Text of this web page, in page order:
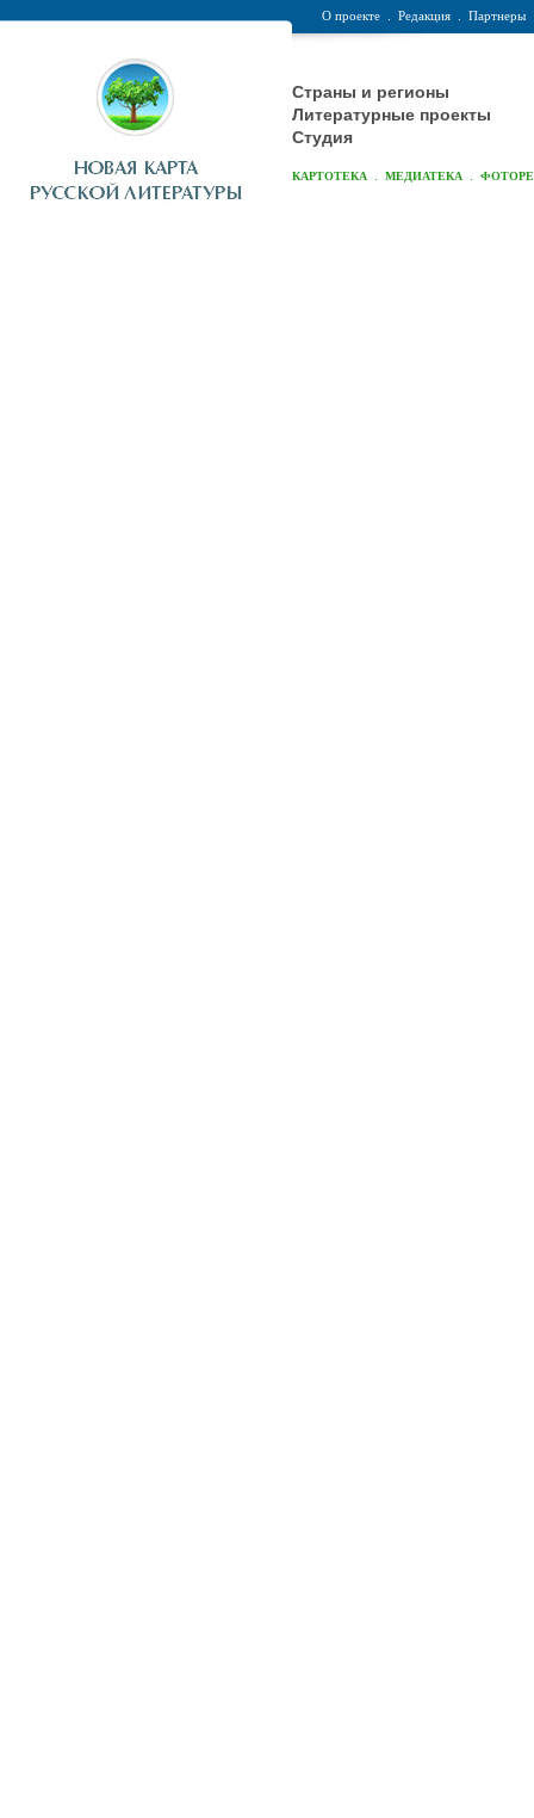
О проекте Редакция Партнеры
Страны и регионы
Литературные проекты
Студия
КАРТОТЕКА МЕДИАТЕКА